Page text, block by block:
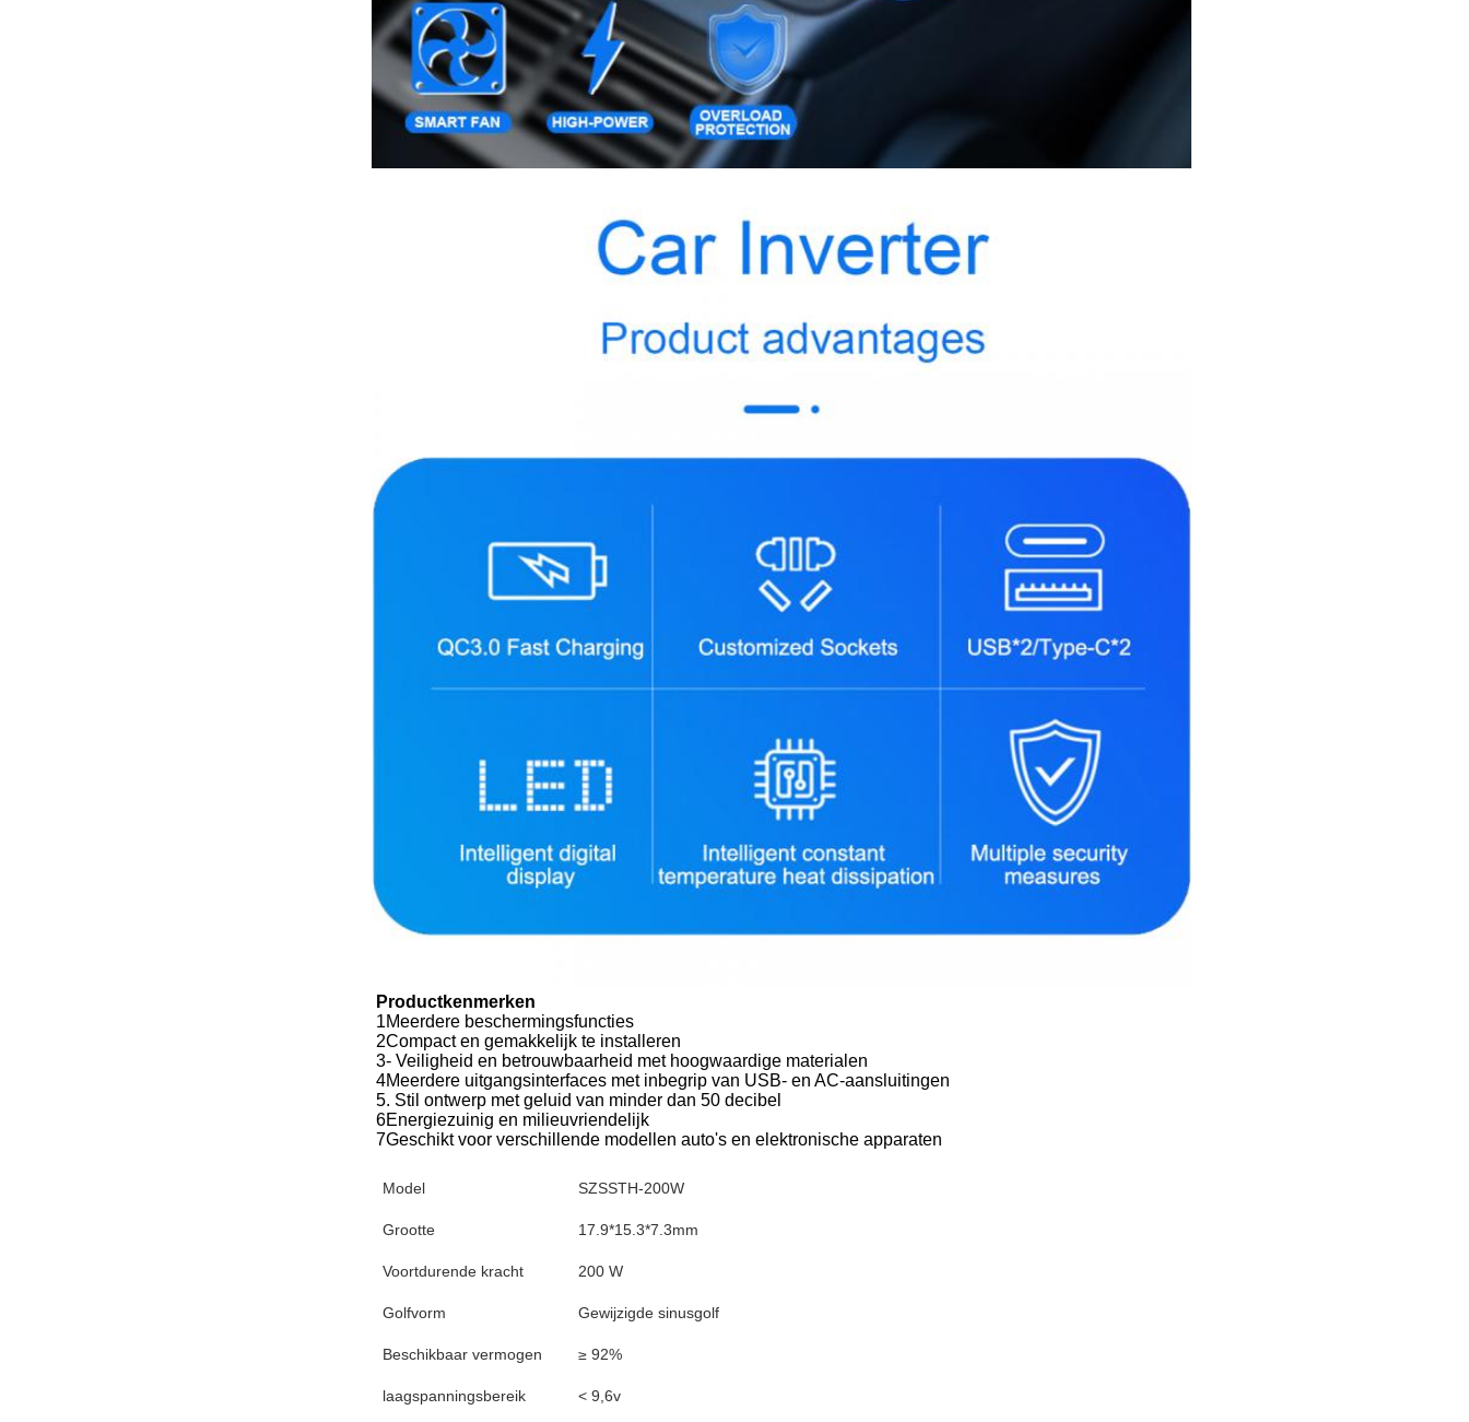
Productkenmerken
1Meerdere beschermingsfuncties
2Compact en gemakkelijk te installeren
3- Veiligheid en betrouwbaarheid met hoogwaardige materialen
4Meerdere uitgangsinterfaces met inbegrip van USB- en AC-aansluitingen
5. Stil ontwerp met geluid van minder dan 50 decibel
6Energiezuinig en milieuvriendelijk
7Geschikt voor verschillende modellen auto's en elektronische apparaten
Model SZSSTH-200W
Grootte 17.9*15.3*7.3mm
Voortdurende kracht 200 W
Golfvorm Gewijzigde sinusgolf
Beschikbaar vermogen ≥ 92%
laagspanningsbereik < 9,6v